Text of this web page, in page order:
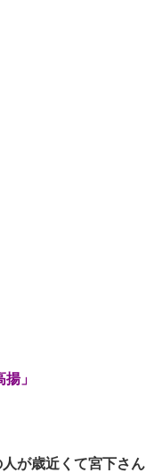
」
が歳近くて宮下さん